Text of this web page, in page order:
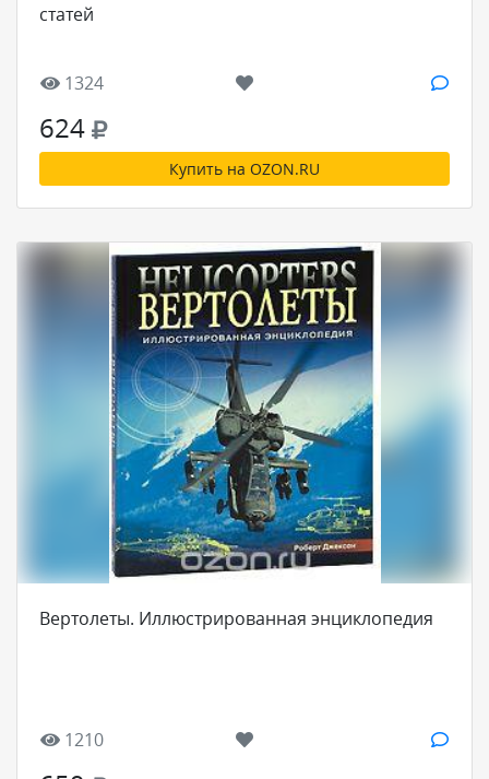
статей
1324
624
Купить на OZON.RU
Вертолеты. Иллюстрированная энциклопедия
1210